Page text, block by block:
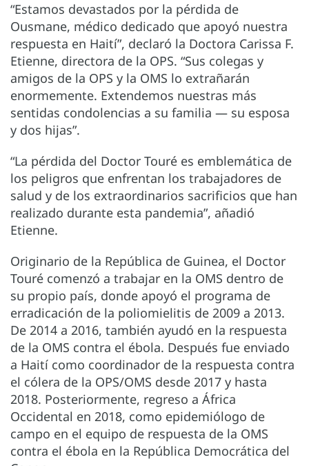
“Estamos devastados por la pérdida de
Ousmane, médico dedicado que apoyó nuestra
respuesta en Haití”, declaró la Doctora Carissa F.
Etienne, directora de la OPS. “Sus colegas y
amigos de la OPS y la OMS lo extrañarán
enormemente. Extendemos nuestras más
sentidas condolencias a su familia — su esposa
y dos hijas”.
“La pérdida del Doctor Touré es emblemática de
los peligros que enfrentan los trabajadores de
salud y de los extraordinarios sacrificios que han
realizado durante esta pandemia”, añadió
Etienne.
Originario de la República de Guinea, el Doctor
Touré comenzó a trabajar en la OMS dentro de
su propio país, donde apoyó el programa de
erradicación de la poliomielitis de 2009 a 2013.
De 2014 a 2016, también ayudó en la respuesta
de la OMS contra el ébola. Después fue enviado
a Haití como coordinador de la respuesta contra
el cólera de la OPS/OMS desde 2017 y hasta
2018. Posteriormente, regreso a África
Occidental en 2018, como epidemiólogo de
campo en el equipo de respuesta de la OMS
contra el ébola en la República Democrática del